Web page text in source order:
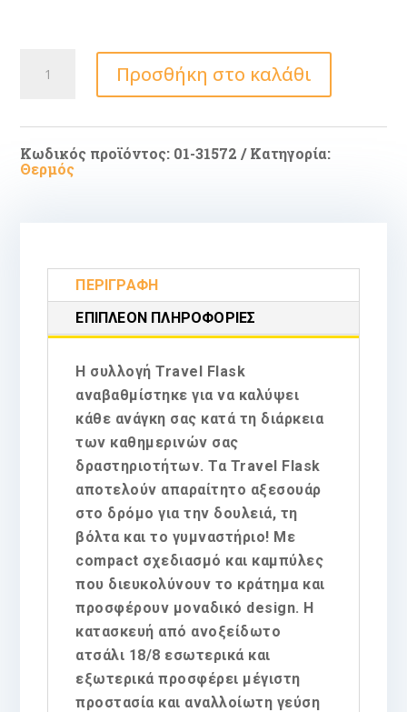
TRAVEL
500ml
OLIVE
FLOW
Προσθήκη στο καλάθι
Κωδικός προϊόντος: 01-31572
Κατηγορία:
Θερμός
ΠΕΡΙΓΡΑΦΉ
ΕΠΙΠΛΈΟΝ ΠΛΗΡΟΦΟΡΊΕΣ
Η συλλογή Travel Flask
αναβαθμίστηκε για να καλύψει
κάθε ανάγκη σας κατά τη διάρκεια
των καθημερινών σας
δραστηριοτήτων. Τα Travel Flask
αποτελούν απαραίτητο αξεσουάρ
στο δρόμο για την δουλειά, τη
βόλτα και το γυμναστήριο! Με
compact σχεδιασμό και καμπύλες
που διευκολύνουν το κράτημα και
προσφέρουν μοναδικό design. Η
κατασκευή από ανοξείδωτο
ατσάλι 18/8 εσωτερικά και
εξωτερικά προσφέρει μέγιστη
προστασία και αναλλοίωτη γεύση